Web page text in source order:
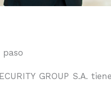
paso
GROUP S.A.